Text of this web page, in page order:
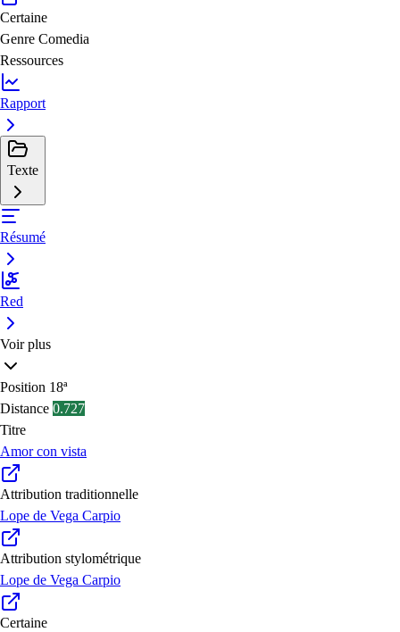
Certaine
Genre Comedia
Ressources
Rapport
Texte
Résumé
Red
Voir plus
Position 18ª
Distance 0.727
Titre
Amor con vista
Attribution traditionnelle
Lope de Vega Carpio
Attribution stylométrique
Lope de Vega Carpio
Certaine